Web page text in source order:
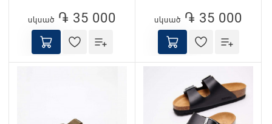
սկսած ֏ 35 000 սկսած ֏ 35 000